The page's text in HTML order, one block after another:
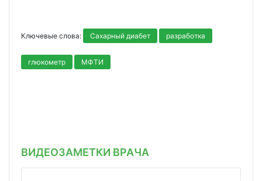
Ключевые слова: Сахарный диабет разработка
глюкометр МФТИ
ВИДЕОЗАМЕТКИ ВРАЧА